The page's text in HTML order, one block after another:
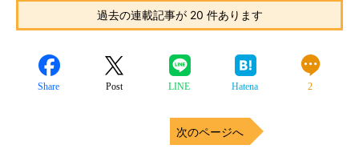
過去の連載記事が 20 件あります
Share Post LINE Hatena 2
次のページへ